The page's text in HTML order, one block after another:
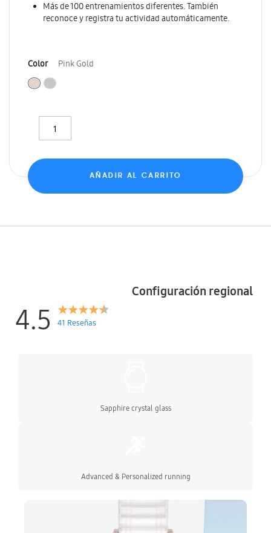
Más de 100 entrenamientos diferentes. También
reconoce y registra tu actividad automáticamente.
Color Pink Gold
AÑADIR AL CARRITO
Configuración regional
4.5 41 Reseñas
Sapphire crystal glass
Advanced & Personalized running